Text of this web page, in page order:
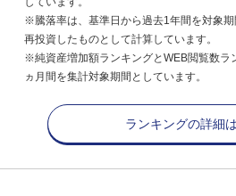
※騰落率は、基準日から過去1年間を対象
再投資したものとして計算しています。
※純資産増加額ランキングとWEB閲覧数ラ
ヵ月間を集計対象期間としています。
ランキングの詳細